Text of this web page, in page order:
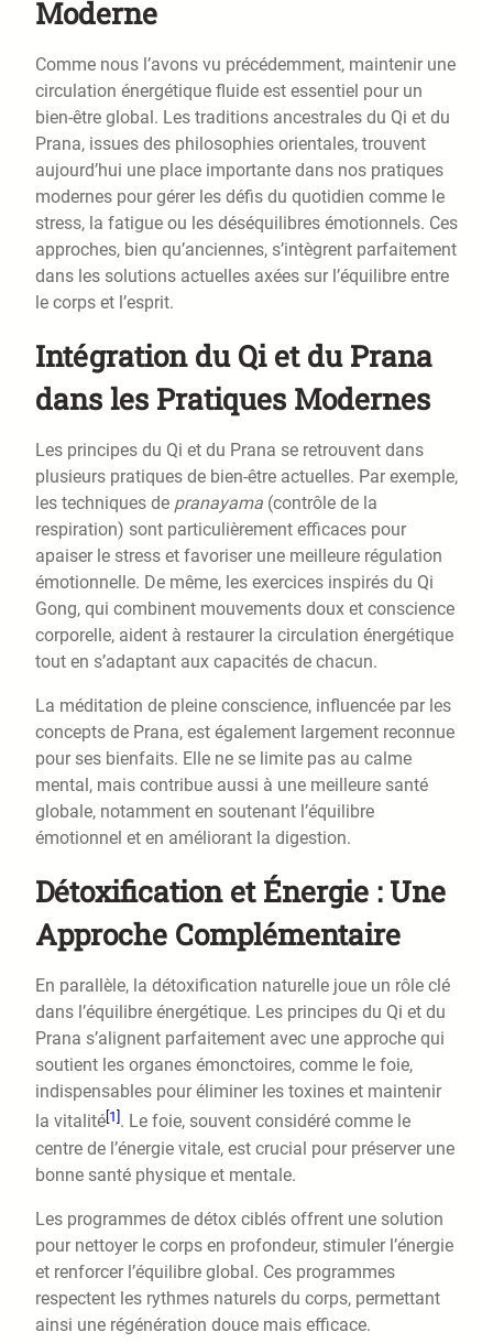
Moderne
Comme nous l’avons vu précédemment, maintenir une
circulation énergétique fluide est essentiel pour un
bien-être global. Les traditions ancestrales du Qi et du
Prana, issues des philosophies orientales, trouvent
aujourd’hui une place importante dans nos pratiques
modernes pour gérer les défis du quotidien comme le
stress, la fatigue ou les déséquilibres émotionnels. Ces
approches, bien qu’anciennes, s’intègrent parfaitement
dans les solutions actuelles axées sur l’équilibre entre
le corps et l’esprit.
Intégration du Qi et du Prana
dans les Pratiques Modernes
Les principes du Qi et du Prana se retrouvent dans
plusieurs pratiques de bien-être actuelles. Par exemple,
les techniques de pranayama (contrôle de la
respiration) sont particulièrement efficaces pour
apaiser le stress et favoriser une meilleure régulation
émotionnelle. De même, les exercices inspirés du Qi
Gong, qui combinent mouvements doux et conscience
corporelle, aident à restaurer la circulation énergétique
tout en s’adaptant aux capacités de chacun.
La méditation de pleine conscience, influencée par les
concepts de Prana, est également largement reconnue
pour ses bienfaits. Elle ne se limite pas au calme
mental, mais contribue aussi à une meilleure santé
globale, notamment en soutenant l’équilibre
émotionnel et en améliorant la digestion.
Détoxification et Énergie : Une
Approche Complémentaire
En parallèle, la détoxification naturelle joue un rôle clé
dans l’équilibre énergétique. Les principes du Qi et du
Prana s’alignent parfaitement avec une approche qui
soutient les organes émonctoires, comme le foie,
indispensables pour éliminer les toxines et maintenir
la vitalité[1]. Le foie, souvent considéré comme le
centre de l’énergie vitale, est crucial pour préserver une
bonne santé physique et mentale.
Les programmes de détox ciblés offrent une solution
pour nettoyer le corps en profondeur, stimuler l’énergie
et renforcer l’équilibre global. Ces programmes
respectent les rythmes naturels du corps, permettant
ainsi une régénération douce mais efficace.